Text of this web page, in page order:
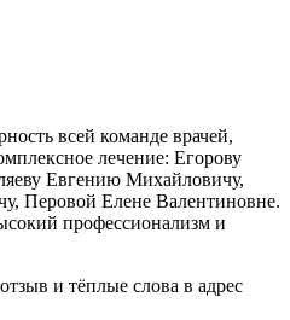
всей команде врачей,
лечение: Егорову
Евгению Михайловичу,
Перовой Елене Валентиновне.
профессионализм и
и тёплые слова в адрес